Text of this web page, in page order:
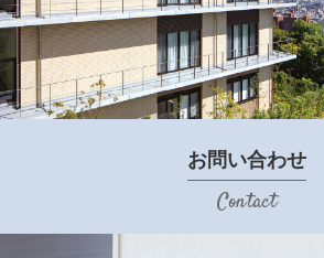
お問い合わせ
Contact